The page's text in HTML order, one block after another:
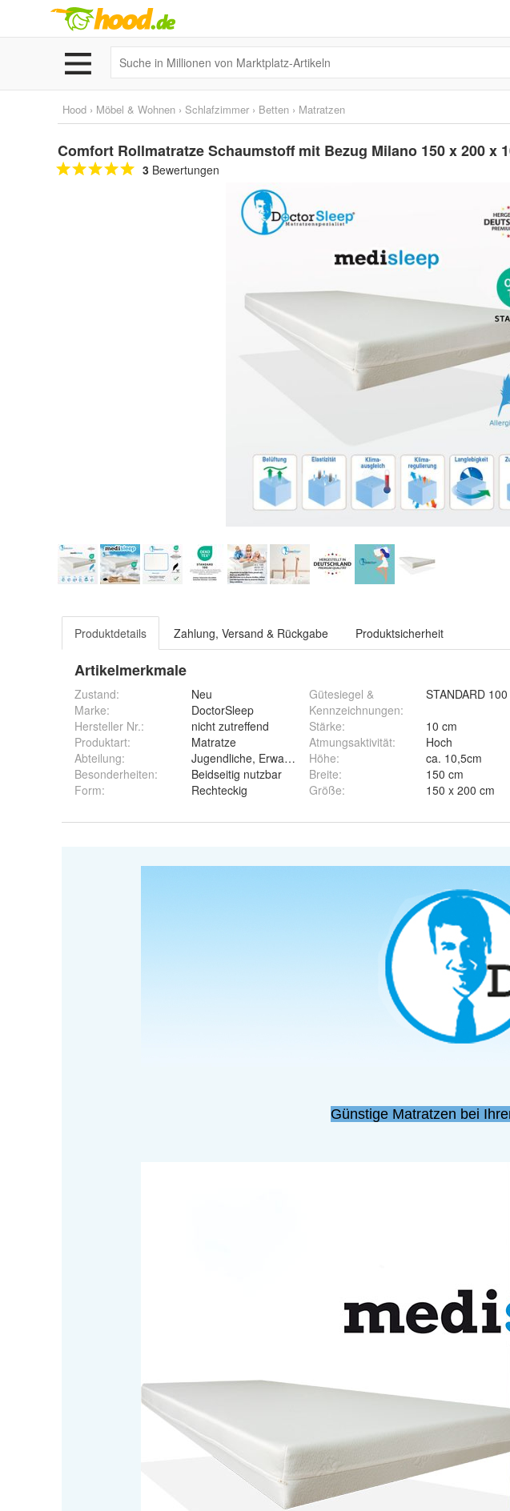
Hood › Möbel & Wohnen › Schlafzimmer › Betten › Matratzen
Comfort Rollmatratze Schaumstoff mit Bezug Milano 150 x 200 x
3 Bewertungen
Produktdetails Zahlung, Versand & Rückgabe Produktsicherheit
Artikelmerkmale
Zustand:
Neu
Marke:
DoctorSleep
Hersteller Nr.:
nicht zutreffend
Produktart:
Matratze
Abteilung:
Jugendliche, Erwachsene
Besonderheiten:
Beidseitig nutzbar
Form: Rechteckig
Gütesiegel &
Kennzeichnungen:
STANDARD
Stärke:
10 cm
Atmungsaktivität:
Hoch
Höhe:
ca. 10,5cm
Breite:
150 cm
Größe: 150 x 200 cm